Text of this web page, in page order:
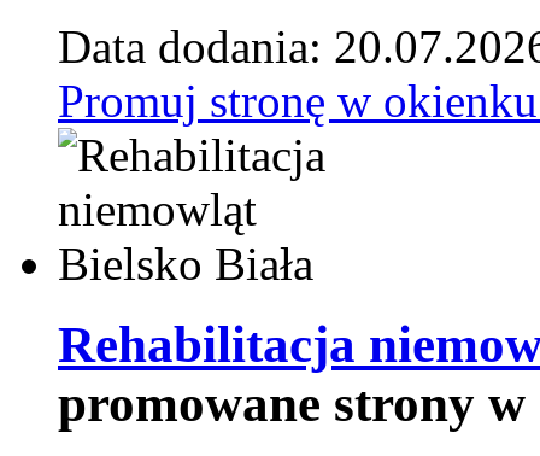
Data dodania:
Promuj stronę w
Rehabilitacja
promowane strony